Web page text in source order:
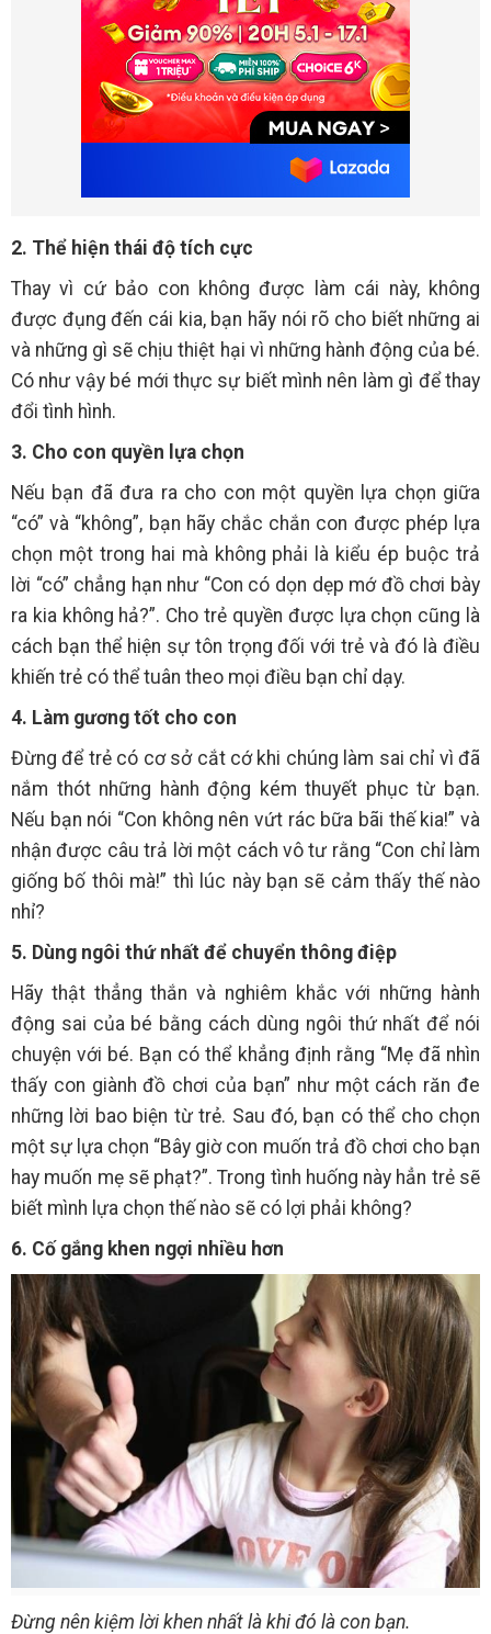
2. Thể hiện thái độ tích cực
Thay vì cứ bảo con không được làm cái này, không
được đụng đến cái kia, bạn hãy nói rõ cho biết những ai
và những gì sẽ chịu thiệt hại vì những hành động của bé.
Có như vậy bé mới thực sự biết mình nên làm gì để thay
đổi tình hình.
3. Cho con quyền lựa chọn
Nếu bạn đã đưa ra cho con một quyền lựa chọn giữa
“có” và “không”, bạn hãy chắc chắn con được phép lựa
chọn một trong hai mà không phải là kiểu ép buộc trả
lời “có” chẳng hạn như “Con có dọn dẹp mớ đồ chơi bày
ra kia không hả?”. Cho trẻ quyền được lựa chọn cũng là
cách bạn thể hiện sự tôn trọng đối với trẻ và đó là điều
khiến trẻ có thể tuân theo mọi điều bạn chỉ dạy.
4. Làm gương tốt cho con
Đừng để trẻ có cơ sở cắt cớ khi chúng làm sai chỉ vì đã
nắm thót những hành động kém thuyết phục từ bạn.
Nếu bạn nói “Con không nên vứt rác bữa bãi thế kia!” và
nhận được câu trả lời một cách vô tư rằng “Con chỉ làm
giống bố thôi mà!” thì lúc này bạn sẽ cảm thấy thế nào
nhỉ?
5. Dùng ngôi thứ nhất để chuyển thông điệp
Hãy thật thẳng thắn và nghiêm khắc với những hành
động sai của bé bằng cách dùng ngôi thứ nhất để nói
chuyện với bé. Bạn có thể khẳng định rằng “Mẹ đã nhìn
thấy con giành đồ chơi của bạn” như một cách răn đe
những lời bao biện từ trẻ. Sau đó, bạn có thể cho chọn
một sự lựa chọn “Bây giờ con muốn trả đồ chơi cho bạn
hay muốn mẹ sẽ phạt?”. Trong tình huống này hẳn trẻ sẽ
biết mình lựa chọn thế nào sẽ có lợi phải không?
6. Cố gắng khen ngợi nhiều hơn
Đừng nên kiệm lời khen nhất là khi đó là con bạn.